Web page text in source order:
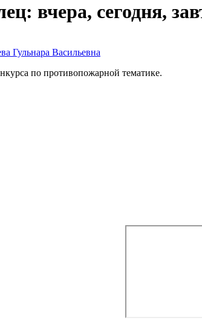
вчера, сегодня,
Гульнара Васильевна
по противопожарной тематике.